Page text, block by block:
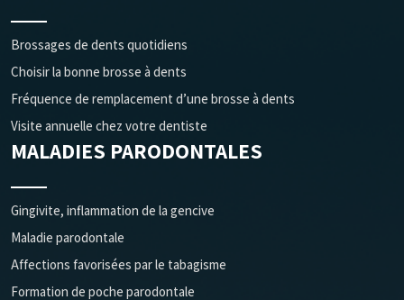
Brossages de dents quotidiens
Choisir la bonne brosse à dents
Fréquence de remplacement d’une brosse à dents
Visite annuelle chez votre dentiste
MALADIES PARODONTALES
Gingivite, inflammation de la gencive
Maladie parodontale
Affections favorisées par le tabagisme
Formation de poche parodontale